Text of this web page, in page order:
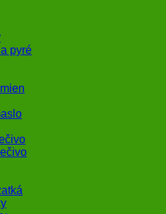
pyré